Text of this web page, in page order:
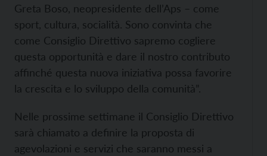
Greta Boso, neopresidente dell’Aps – come
sport, cultura, socialità. Sono convinta che
come Consiglio Direttivo sapremo cogliere
questa opportunità e dare il nostro contributo
affinché questa nuova iniziativa possa favorire
la crescita e lo sviluppo della comunità”.
Nelle prossime settimane il Consiglio Direttivo
sarà chiamato a definire la proposta di
agevolazioni e servizi che saranno messi a